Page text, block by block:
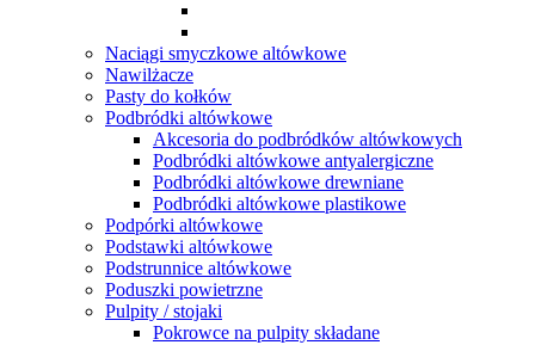
Naciągi smyczkowe altówkowe
Nawilżacze
Pasty do kołków
Podbródki altówkowe
Akcesoria do podbródków altówkowych
Podbródki altówkowe antyalergiczne
Podbródki altówkowe drewniane
Podbródki altówkowe plastikowe
Podpórki altówkowe
Podstawki altówkowe
Podstrunnice altówkowe
Poduszki powietrzne
Pulpity / stojaki
Pokrowce na pulpity składane